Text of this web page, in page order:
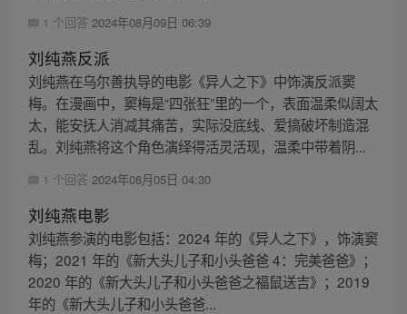
1 个回答 2024年08月09日 06:39
刘纯燕反派
刘纯燕在乌尔善执导的电影《异人之下》中饰演反派窦
梅。在漫画中，窦梅是“四张狂”里的一个，表面温柔似阔太
太，能安抚人消减其痛苦，实际没底线、爱搞破坏制造混
乱。刘纯燕将这个角色演绎得活灵活现，温柔中带着阴...
1 个回答 2024年08月05日 04:30
刘纯燕电影
刘纯燕参演的电影包括：2024 年的《异人之下》，饰演窦
梅；2021 年的《新大头儿子和小头爸爸 4：完美爸爸》；
2020 年的《新大头儿子和小头爸爸之福鼠送吉》；2019
年的《新大头儿子和小头爸爸...